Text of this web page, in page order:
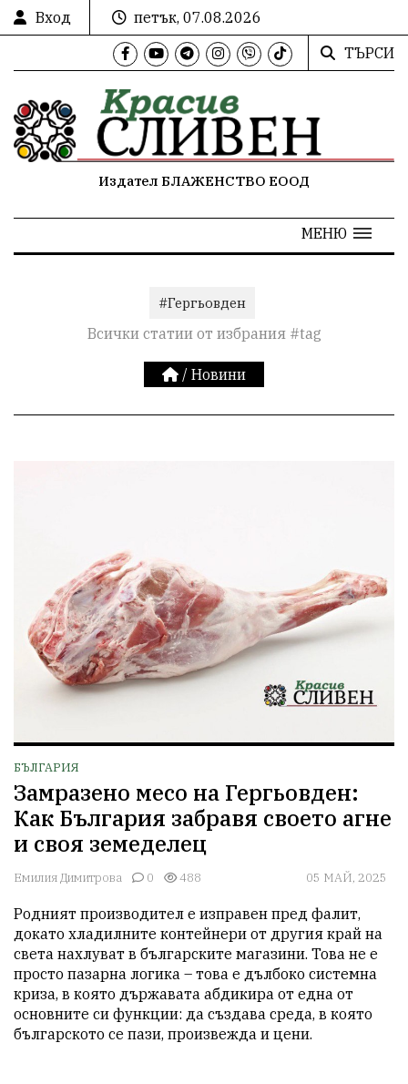
Вход
петък, 07.08.2026
ТЪРСИ
Издател БЛАЖЕНСТВО ЕООД
МЕНЮ
#Гергьовден
Всички статии от избрания #tag
/ Новини
БЪЛГАРИЯ
Замразено месо на Гергьовден:
Как България забравя своето агне
и своя земеделец
Емилия Димитрова 0 488 05 МАЙ, 2025
Родният производител е изправен пред фалит,
докато хладилните контейнери от другия край на
света нахлуват в българските магазини. Това не е
просто пазарна логика – това е дълбоко системна
криза, в която държавата абдикира от една от
основните си функции: да създава среда, в която
българското се пази, произвежда и цени.